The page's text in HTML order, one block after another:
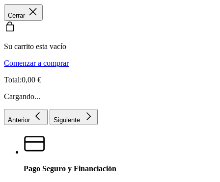
Cerrar
Su carrito esta vacío
Comenzar a comprar
Total:0,00 €
Cargando...
Anterior Siguiente
Pago Seguro y Financiación